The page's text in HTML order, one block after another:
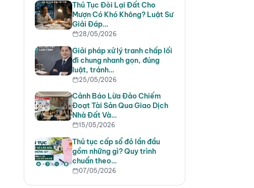
Thủ Tục Đòi Lại Đất Cho
Mượn Có Khó Không? Luật Sư
Giải Đáp…
28/05/2026
Giải pháp xử lý tranh chấp lối
đi chung nhanh gọn, đúng
luật, tránh…
25/05/2026
Cảnh Báo Lừa Đảo Chiếm
Đoạt Tài Sản Qua Giao Dịch
Nhà Đất Và…
15/05/2026
Thủ tục cấp sổ đỏ lần đầu
gồm những gì? Quy trình
chuẩn theo…
07/05/2026